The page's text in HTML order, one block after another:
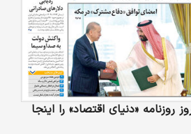
روزنامه «دنیای‌ اقتصاد» را اینجا